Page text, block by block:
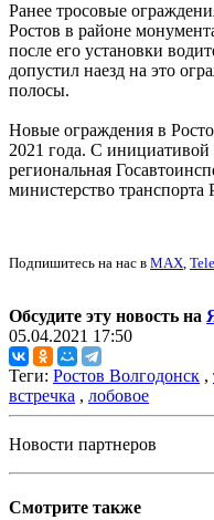
Ранее тросовые
Ростов в районе
после его установки
допустил наезд на это
полосы.
Новые ограждения в
2021 года. С
региональная
министерство транспорта
Подпишитесь на нас в MAX,
Обсудите эту новость на
05.04.2021 17:50
Теги: Ростов Волгодонск ,
встречка , лобовое
Новости партнеров
Смотрите также